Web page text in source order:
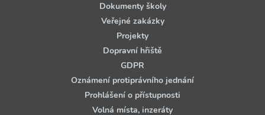
Dokumenty školy
Veřejné zakázky
Projekty
Dopravní hřiště
GDPR
Oznámení protiprávního jednání
Prohlášení o přístupnosti
Volná místa, inzeráty